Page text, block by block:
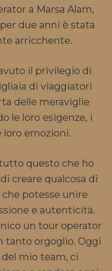
a Marsa Alam,
due anni è stata
arricchente.
il privilegio di
di viaggiatori
delle meraviglie
le loro esigenze, i
loro emozioni.
questo che ho
creare qualcosa di
potesse unire
e autenticità.
un tour operator
tanto orgoglio. Oggi
mio team, ci